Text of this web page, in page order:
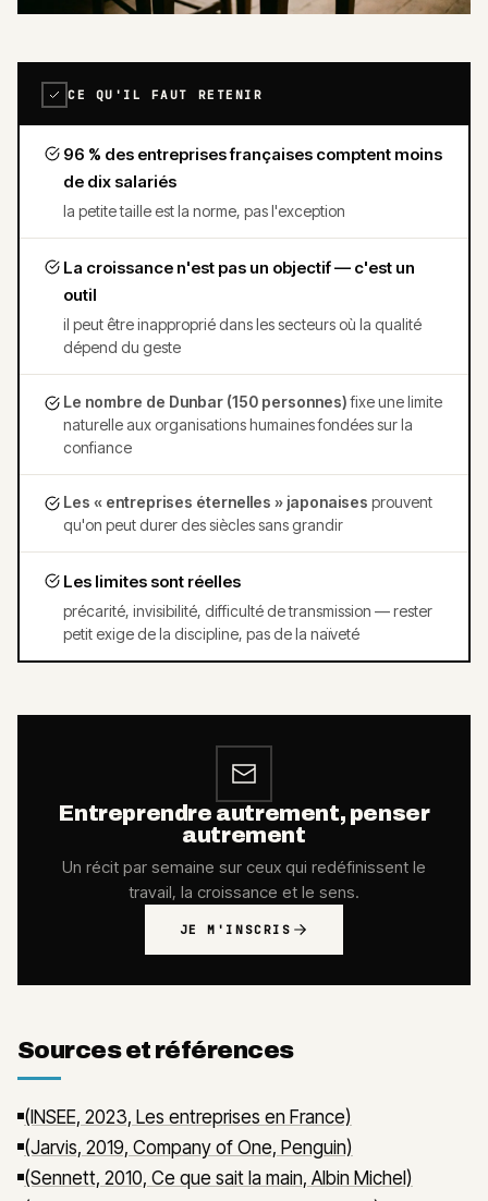
CE QU'IL FAUT RETENIR
96 % des entreprises françaises comptent moins
de dix salariés
la petite taille est la norme, pas l'exception
La croissance n'est pas un objectif — c'est un
outil
il peut être inapproprié dans les secteurs où la qualité
dépend du geste
Le nombre de Dunbar (150 personnes)fixe une limite
naturelle aux organisations humaines fondées sur la
confiance
Les « entreprises éternelles » japonaises prouvent
qu'on peut durer des siècles sans grandir
Les limites sont réelles
précarité, invisibilité, difficulté de transmission — rester
petit exige de la discipline, pas de la naïveté
Entreprendre autrement, penser
autrement
Un récit par semaine sur ceux qui redéfinissent le
travail, la croissance et le sens.
JE M'INSCRIS
Sources et références
(INSEE, 2023, Les entreprises en France)
(Jarvis, 2019, Company of One, Penguin)
(Sennett, 2010, Ce que sait la main, Albin Michel)